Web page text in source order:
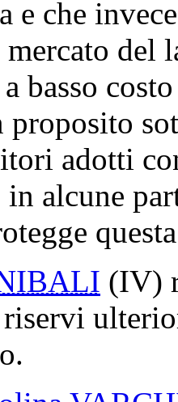
e che
mercato del
basso
adotti
alcune
(IV)